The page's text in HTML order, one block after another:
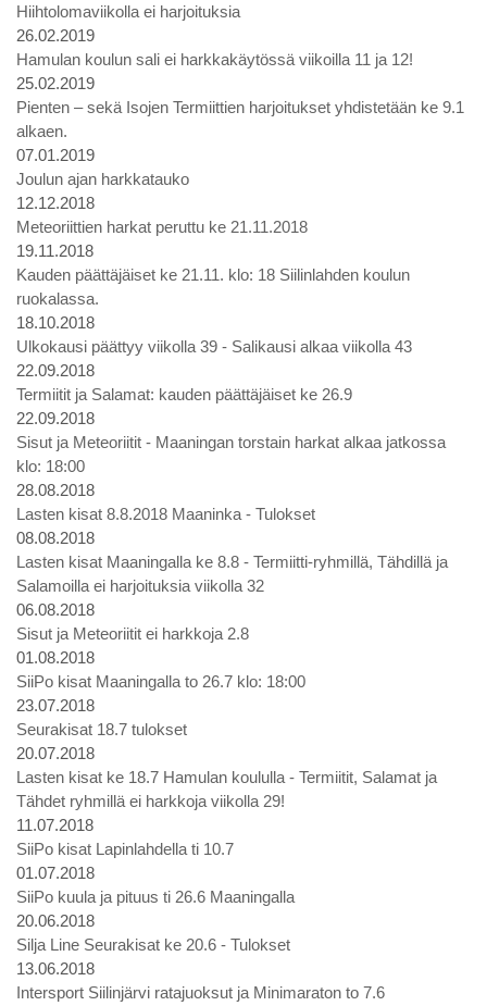
Hiihtolomaviikolla ei harjoituksia
26.02.2019
Hamulan koulun sali ei harkkakäytössä viikoilla 11 ja 12!
25.02.2019
Pienten – sekä Isojen Termiittien harjoitukset yhdistetään ke 9.1
alkaen.
07.01.2019
Joulun ajan harkkatauko
12.12.2018
Meteoriittien harkat peruttu ke 21.11.2018
19.11.2018
Kauden päättäjäiset ke 21.11. klo: 18 Siilinlahden koulun
ruokalassa.
18.10.2018
Ulkokausi päättyy viikolla 39 - Salikausi alkaa viikolla 43
22.09.2018
Termiitit ja Salamat: kauden päättäjäiset ke 26.9
22.09.2018
Sisut ja Meteoriitit - Maaningan torstain harkat alkaa jatkossa
klo: 18:00
28.08.2018
Lasten kisat 8.8.2018 Maaninka - Tulokset
08.08.2018
Lasten kisat Maaningalla ke 8.8 - Termiitti-ryhmillä, Tähdillä ja
Salamoilla ei harjoituksia viikolla 32
06.08.2018
Sisut ja Meteoriitit ei harkkoja 2.8
01.08.2018
SiiPo kisat Maaningalla to 26.7 klo: 18:00
23.07.2018
Seurakisat 18.7 tulokset
20.07.2018
Lasten kisat ke 18.7 Hamulan koululla - Termiitit, Salamat ja
Tähdet ryhmillä ei harkkoja viikolla 29!
11.07.2018
SiiPo kisat Lapinlahdella ti 10.7
01.07.2018
SiiPo kuula ja pituus ti 26.6 Maaningalla
20.06.2018
Silja Line Seurakisat ke 20.6 - Tulokset
13.06.2018
Intersport Siilinjärvi ratajuoksut ja Minimaraton to 7.6